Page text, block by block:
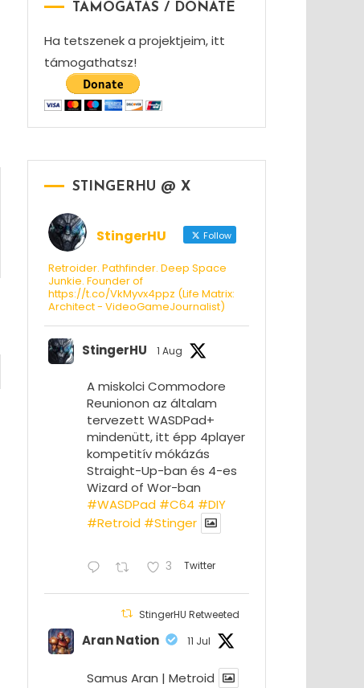
TÁMOGATÁS / DONATE
Ha tetszenek a projektjeim, itt
támogathatsz!
STINGERHU @ X
StingerHU Follow
Retroider. Pathfinder. Deep Space
Junkie. Founder of
https://t.co/VkMyvx4ppz (Life Matrix:
Architect - VideoGameJournalist)
StingerHU 1 Aug
A miskolci Commodore
Reunionon az általam
tervezett WASDPad+
mindenütt, itt épp 4player
kompetitív mókázás
Straight-Up-ban és 4-es
Wizard of Wor-ban
#WASDPad #C64 #DIY
#Retroid #Stinger
3 Twitter
StingerHU Retweeted
Aran Nation 11 Jul
Samus Aran | Metroid